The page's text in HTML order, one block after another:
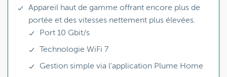
Appareil haut de gamme offrant encore plus de
portée et des vitesses nettement plus élevées.
Port 10 Gbit/s
Technologie WiFi 7
Gestion simple via l'application Plume Home